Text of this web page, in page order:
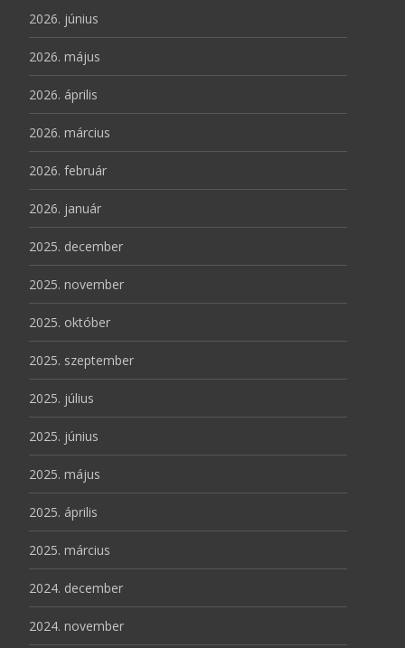
2026. június
2026. május
2026. április
2026. március
2026. február
2026. január
2025. december
2025. november
2025. október
2025. szeptember
2025. július
2025. június
2025. május
2025. április
2025. március
2024. december
2024. november